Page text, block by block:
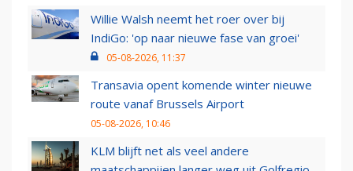
Willie Walsh neemt het roer over bij
IndiGo: 'op naar nieuwe fase van groei'
05-08-2026, 11:37
Transavia opent komende winter nieuwe
route vanaf Brussels Airport
05-08-2026, 10:46
KLM blijft net als veel andere